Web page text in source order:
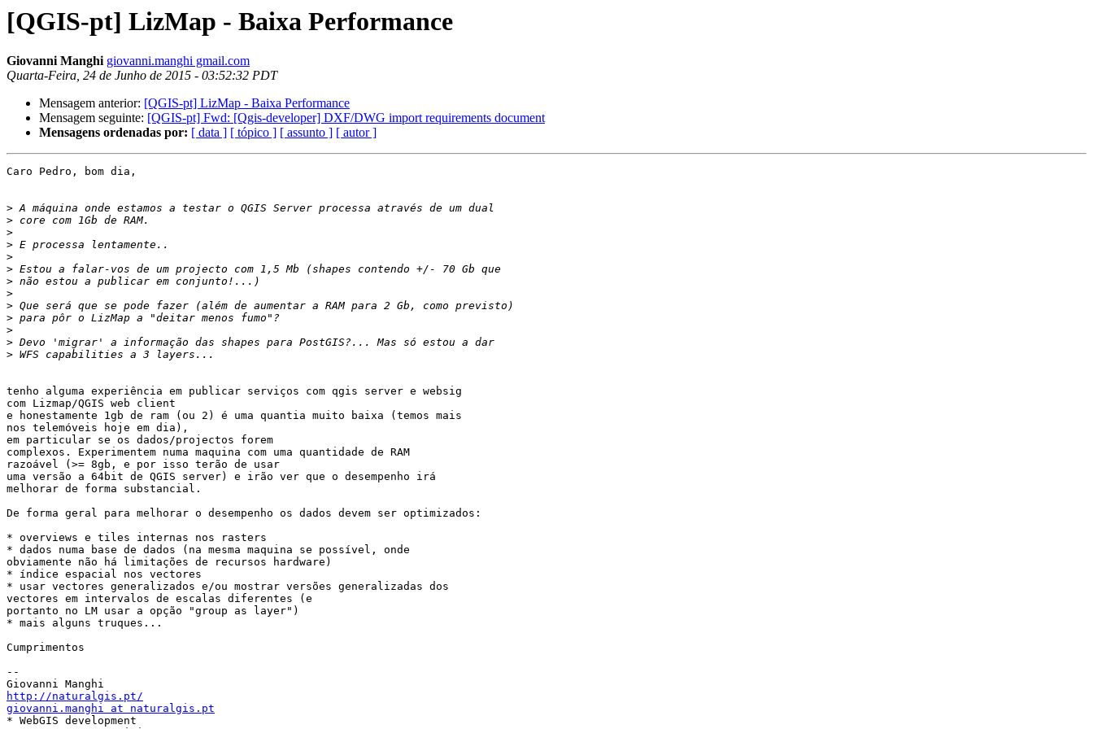
[QGIS-pt] LizMap - Baixa Performance
Giovanni Manghi giovanni.manghi gmail.com
Quarta-Feira, 24 de Junho de 2015 - 03:52:32 PDT
Mensagem anterior: [QGIS-pt] LizMap - Baixa Performance
Mensagem seguinte: [QGIS-pt] Fwd: [Qgis-developer] DXF/DWG import requirements document
Mensagens ordenadas por: [ data ] [ tópico ] [ assunto ] [ autor ]
Caro Pedro, bom dia,
>
>
>
>
>
>
>
>
>
>
>
>
>
tenho alguma experiência em publicar serviços com qgis server e websig
com Lizmap/QGIS web client
e honestamente 1gb de ram (ou 2) é uma quantia muito baixa (temos mais
nos telemóveis hoje em dia),
em particular se os dados/projectos forem
complexos. Experimentem numa maquina com uma quantidade de RAM
razoável (>= 8gb, e por isso terão de usar
uma versão a 64bit de QGIS server) e irão ver que o desempenho irá
melhorar de forma substancial.
De forma geral para melhorar o desempenho os dados devem ser optimizados:
* overviews e tiles internas nos rasters
* dados numa base de dados (na mesma maquina se possível, onde
obviamente não há limitações de recursos hardware)
* índice espacial nos vectores
* usar vectores generalizados e/ou mostrar versões generalizadas dos
vectores em intervalos de escalas diferentes (e
portanto no LM usar a opção "group as layer")
* mais alguns truques...
Cumprimentos
--
http://naturalgis.pt/
giovanni.manghi at naturalgis.pt
* WebGIS development